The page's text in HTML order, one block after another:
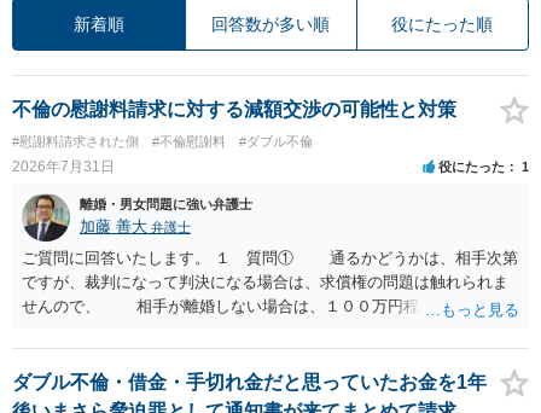
新着順 回答数が多い順 役にたった順
不倫の慰謝料請求に対する減額交渉の可能性と対策
#慰謝料請求された側 #不倫慰謝料 #ダブル不倫
2026年7月31日 役にたった 1
離婚・男女問題に強い弁護士
加藤 善大 弁護士
ご質問に回答いたします。 １ 質問① 通るかどうかは、相手次第
ですが、裁判になって判決になる場合は、求償権の問題は触れられま
せんので、 相手が離婚しない場合は、１００万円程度となる可能
するデメリットはありますから（経済的、時間的、精神的負担等）、
反対にご自身が、裁判も辞さずという姿勢を示すことで、プラス
に働く可能性は有り得ます。 交渉で解決する多くの場合は、相手
ダブル不倫・借金・手切れ金だと思っていたお金を1年